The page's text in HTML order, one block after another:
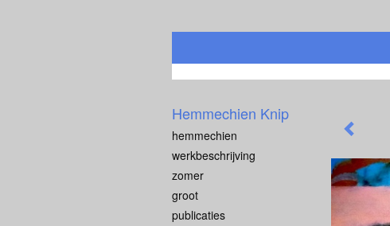
Hemmechien Knip
hemmechien
werkbeschrijving
zomer
groot
publicaties